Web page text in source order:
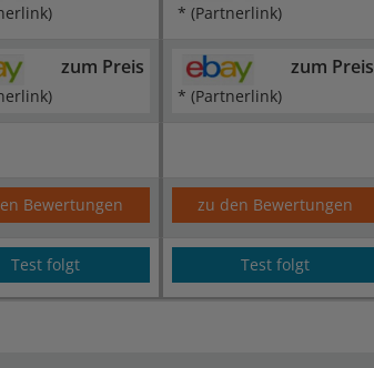
* (Partnerlink)
zum Preis zum Preis
* (Partnerlink)
Bewertungen zu den Bewertungen
Test folgt Test folgt